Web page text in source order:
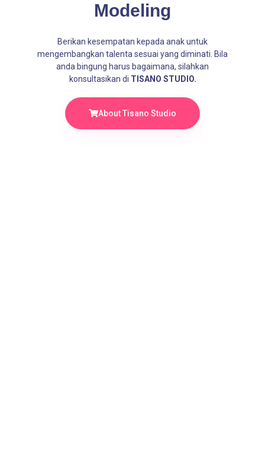
Modeling
Berikan kesempatan kepada anak untuk
mengembangkan talenta sesuai yang diminati. Bila
anda bingung harus bagaimana, silahkan
konsultasikan di TISANO STUDIO.
About Tisano Studio